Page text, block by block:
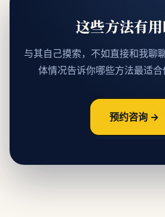
这些方法有用
与其自己摸索，不如直接和我聊
体情况告诉你哪些方法最适
预约咨询 →